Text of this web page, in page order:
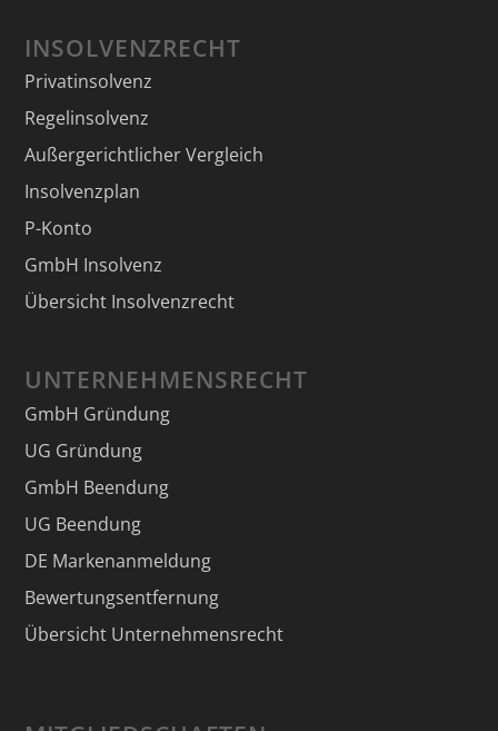
INSOLVENZRECHT
Privatinsolvenz
Regelinsolvenz
Außergerichtlicher Vergleich
Insolvenzplan
P-Konto
GmbH Insolvenz
Übersicht Insolvenzrecht
UNTERNEHMENSRECHT
GmbH Gründung
UG Gründung
GmbH Beendung
UG Beendung
DE Markenanmeldung
Bewertungsentfernung
Übersicht Unternehmensrecht